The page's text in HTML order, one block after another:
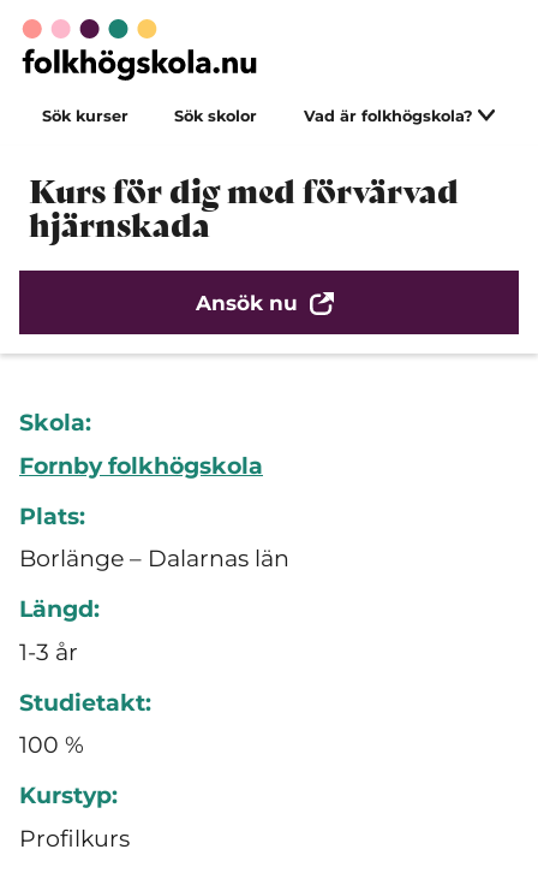
Sök kurser Sök skolor Vad är folkhögskola?
Kurs för dig med förvärvad
hjärnskada
Ansök nu
Skola:
Fornby folkhögskola
Plats:
Borlänge – Dalarnas län
Längd:
1-3 år
Studietakt:
100 %
Kurstyp:
Profilkurs